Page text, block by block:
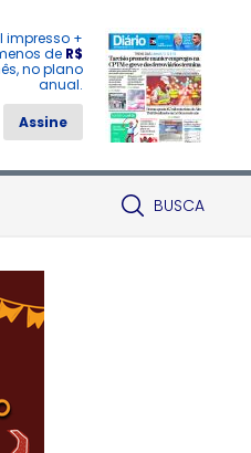
impresso +
de R$
no plano
anual.
Assine
BUSCA